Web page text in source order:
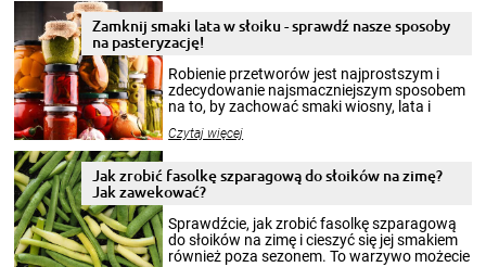
Zamknij smaki lata w słoiku - sprawdź nasze sposoby
na pasteryzację!
Robienie przetworów jest najprostszym i
zdecydowanie najsmaczniejszym sposobem
na to, by zachować smaki wiosny, lata i
krajobrazów, by cieszyć nimi oko w sezonie
pełni poczuć atmosferę cieplejszych
miesięcy. Przygotowanie słoików ze
patenty, które pozwolą zachować świeżość
przetworów.
Czytaj więcej
Jak zrobić fasolkę szparagową do słoików na zimę?
Jak zawekować?
Sprawdźcie, jak zrobić fasolkę szparagową
do słoików na zimę i cieszyć się jej smakiem
również poza sezonem. To warzywo możecie